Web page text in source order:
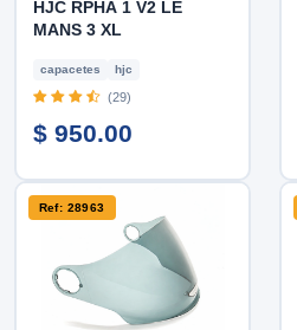
HJC RPHA 1 V2 LE
MANS 3 XL
capacetes hjc
(29)
$ 950.00
Ref: 28963